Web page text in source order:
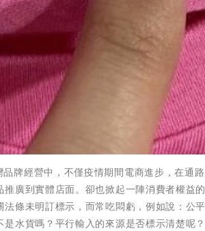
牌經營中，不僅疫情期間電商進步，在通
廣到實體店面。卻也掀起一陣消費者權益
條未明訂標示，而常吃悶虧，例如說：公
水貨嗎？平行輸入的來源是否標示清楚呢